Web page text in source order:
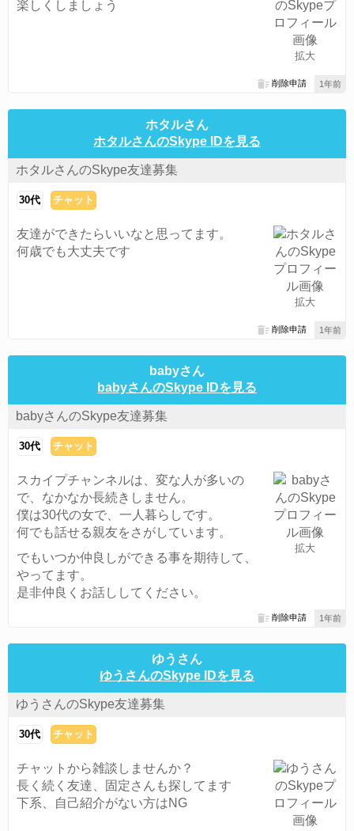
拡大
楽しくしましょう
1年前
削除申請
ホタルさん
ホタルさんのSkype IDを見る
ホタルさんのSkype友達募集
30代 チャット
拡大
友達ができたらいいなと思ってます。
何歳でも大丈夫です
1年前
削除申請
babyさん
babyさんのSkype IDを見る
babyさんのSkype友達募集
30代 チャット
拡大
スカイプチャンネルは、変な人が多いの
で、なかなか長続きしません。
僕は30代の女で、一人暮らしです。
何でも話せる親友をさがしています。
でもいつか仲良しができる事を期待して、
やってます。
是非仲良くお話ししてください。
1年前
削除申請
ゆうさん
ゆうさんのSkype IDを見る
ゆうさんのSkype友達募集
30代 チャット
チャットから雑談しませんか？
長く続く友達、固定さんも探してます
下系、自己紹介がない方はNG